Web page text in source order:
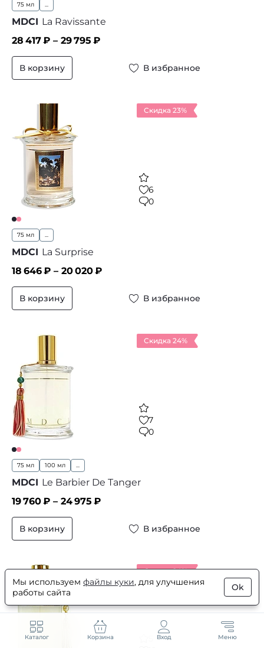
75 мл ...
MDCI La Ravissante
28 417₽ – 29 795 ₽
В корзину В избранное
Скидка 23%
6
0
75 мл ...
MDCI La Surprise
18 646₽ – 20 020₽
В корзину В избранное
Скидка 24%
7
0
75 мл 100 мл ...
MDCI Le Barbier De Tanger
19 760₽ – 24 975 ₽
В корзину В избранное
Скидка 24%
Каталог Корзина Вход Меню
Мы используем файлы куки, для улучшения
работы сайта
Ok